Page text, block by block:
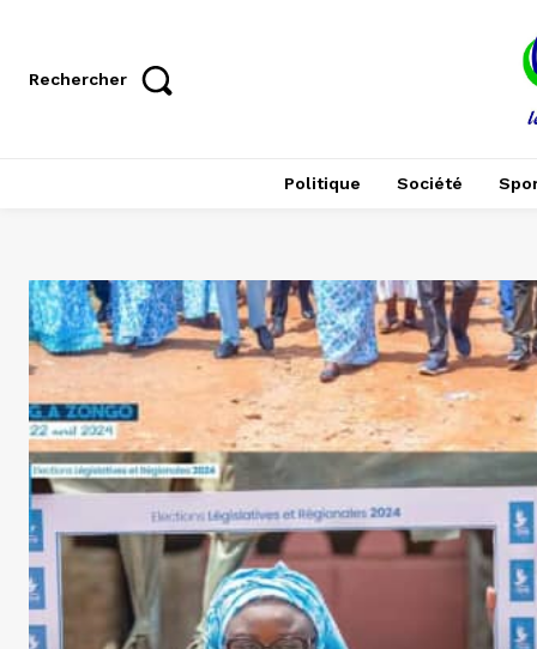
Rechercher
Politique Société